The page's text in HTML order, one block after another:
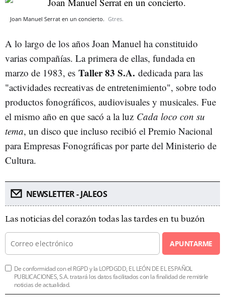
Joan Manuel Serrat en un concierto. Gtres.
A lo largo de los años Joan Manuel ha constituido
varias compañías. La primera de ellas, fundada en
marzo de 1983, es Taller 83 S.A. dedicada para las
"actividades recreativas de entretenimiento", sobre todo
productos fonográficos, audiovisuales y musicales. Fue
el mismo año en que sacó a la luz Cada loco con su
tema, un disco que incluso recibió el Premio Nacional
para Empresas Fonográficas por parte del Ministerio de
Cultura.
NEWSLETTER - JALEOS
Las noticias del corazón todas las tardes en tu buzón
APUNTARME
De conformidad con el RGPD y la LOPDGDD, EL LEÓN DE EL ESPAÑOL
PUBLICACIONES, S.A. tratará los datos facilitados con la finalidad de remitirle
noticias de actualidad.